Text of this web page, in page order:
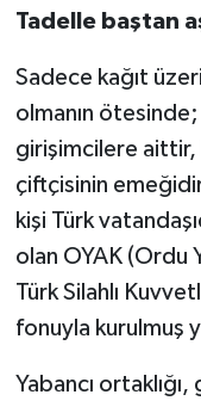
Tadelle baştan
Sadece kağıt
olmanın
girişimcilere aittir,
çiftçisinin
kişi Türk
olan OYAK (Ordu
Türk Silahlı
fonuyla kurulmuş
Yabancı